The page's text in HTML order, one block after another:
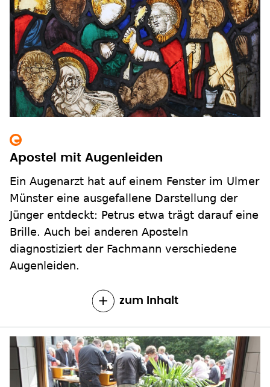
Apostel mit Augenleiden
Ein Augenarzt hat auf einem Fenster im Ulmer
Münster eine ausgefallene Darstellung der
Jünger entdeckt: Petrus etwa trägt darauf eine
Brille. Auch bei anderen Aposteln
diagnostiziert der Fachmann verschiedene
Augenleiden.
zum Inhalt